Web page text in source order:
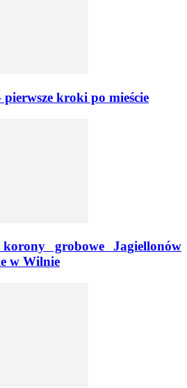
kroki po mieście
grobowe Jagiellonów
w Wilnie